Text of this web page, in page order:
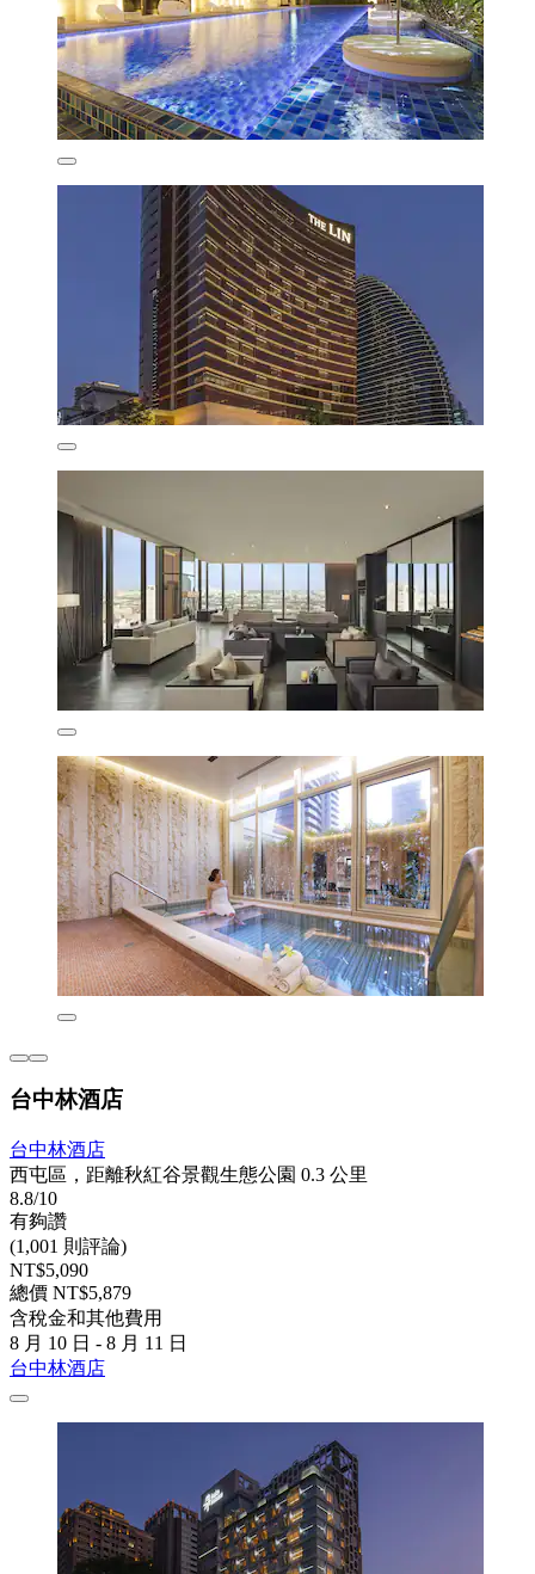
台中林酒店
台中林酒店
西屯區，距離秋紅谷景觀生態公園 0.3 公里
8.8/10
有夠讚
(1,001 則評論)
NT$5,090
總價 NT$5,879
含稅金和其他費用
8 月 10 日 - 8 月 11 日
台中林酒店